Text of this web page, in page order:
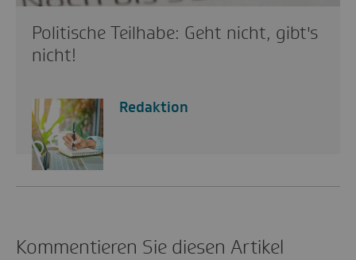
Politische Teilhabe: Geht nicht, gibt's
nicht!
Redaktion
Kommentieren Sie diesen Artikel